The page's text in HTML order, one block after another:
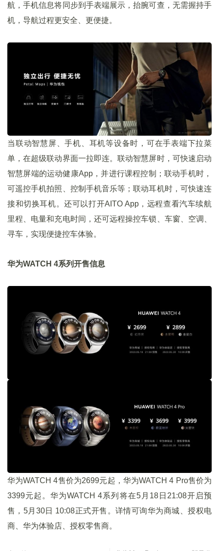
航，手机信息将同步到手表端展示，抬腕可查，无需握持手
机，导航过程更安全、更便捷。
当联动智慧屏、手机、耳机等设备时，可在手表端下拉菜
单，在超级联动界面一拉即连。联动智慧屏时，可快速启动
智慧屏端的运动健康App，并进行课程控制；联动手机时，
可遥控手机拍照、控制手机音乐等；联动耳机时，可快速连
接和切换耳机。还可以打开AITO App，远程查看汽车续航
里程、电量和充电时间，还可远程操控车锁、车窗、空调、
寻车，实现便捷控车体验。
华为WATCH 4系列开售信息
华为WATCH 4售价为2699元起，华为WATCH 4 Pro售价为
3399元起。华为WATCH 4系列将在5月18日21:08开启预
售，5月30日 10:08正式开售。详情可询华为商城、授权电
商、华为体验店、授权零售商。